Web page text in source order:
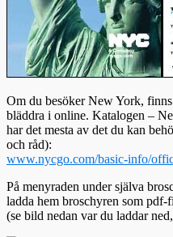
Om du besöker New York,
bläddra i online. Katalogen –
har det mesta av det du kan
och råd):
www.nycgo.com/basic-info/
På menyraden under själva
ladda hem broschyren som pdf-
(se bild nedan var du laddar